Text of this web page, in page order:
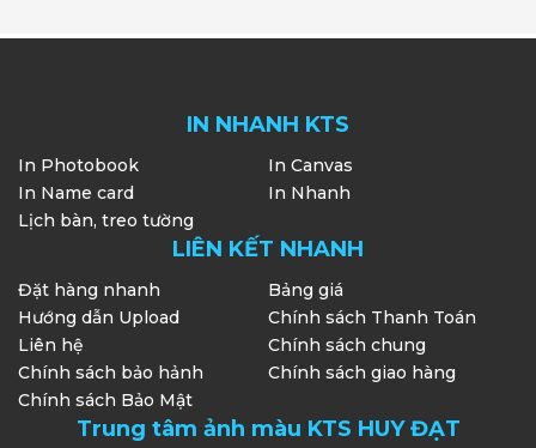
IN NHANH KTS
In Photobook
In Canvas
In Name card
In Nhanh
Lịch bàn, treo tường
LIÊN KẾT NHANH
Đặt hàng nhanh
Bảng giá
Hướng dẫn Upload
Chính sách Thanh Toán
Liên hệ
Chính sách chung
Chính sách bảo hảnh
Chính sách giao hàng
Chính sách Bảo Mật
Trung tâm ảnh màu KTS HUY ĐẠT